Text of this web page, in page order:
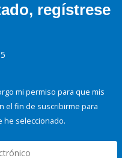
regístrese
mi permiso para que mis
el fin de suscribirme para
he seleccionado.